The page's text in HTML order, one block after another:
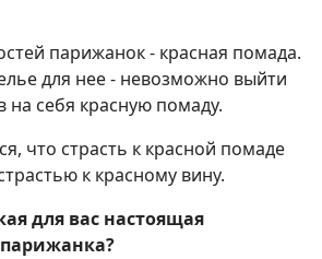
парижанок - красная помада.
для нее - невозможно выйти
на себя красную помаду.
что страсть к красной помаде
к красному вину.
для вас настоящая